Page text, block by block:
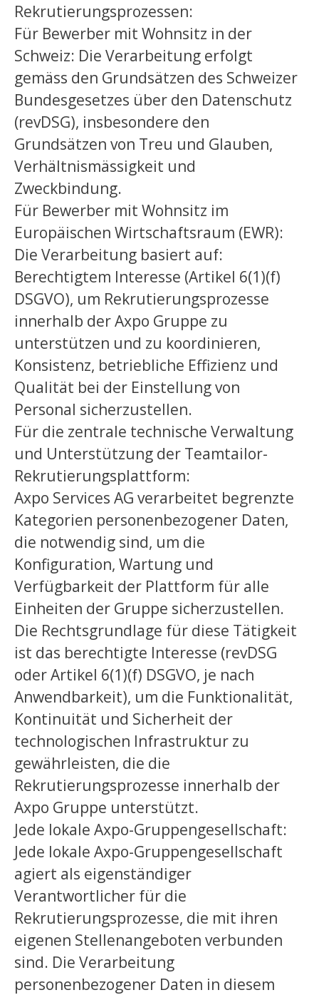
Rekrutierungsprozessen:
Für Bewerber mit Wohnsitz in der
Schweiz: Die Verarbeitung erfolgt
gemäss den Grundsätzen des Schweizer
Bundesgesetzes über den Datenschutz
(revDSG), insbesondere den
Grundsätzen von Treu und Glauben,
Verhältnismässigkeit und
Zweckbindung.
Für Bewerber mit Wohnsitz im
Europäischen Wirtschaftsraum (EWR):
Die Verarbeitung basiert auf:
Berechtigtem Interesse (Artikel 6(1)(f)
DSGVO), um Rekrutierungsprozesse
innerhalb der Axpo Gruppe zu
unterstützen und zu koordinieren,
Konsistenz, betriebliche Effizienz und
Qualität bei der Einstellung von
Personal sicherzustellen.
Für die zentrale technische Verwaltung
und Unterstützung der Teamtailor-
Rekrutierungsplattform:
Axpo Services AG verarbeitet begrenzte
Kategorien personenbezogener Daten,
die notwendig sind, um die
Konfiguration, Wartung und
Verfügbarkeit der Plattform für alle
Einheiten der Gruppe sicherzustellen.
Die Rechtsgrundlage für diese Tätigkeit
ist das berechtigte Interesse (revDSG
oder Artikel 6(1)(f) DSGVO, je nach
Anwendbarkeit), um die Funktionalität,
Kontinuität und Sicherheit der
technologischen Infrastruktur zu
gewährleisten, die die
Rekrutierungsprozesse innerhalb der
Axpo Gruppe unterstützt.
Jede lokale Axpo-Gruppengesellschaft:
Jede lokale Axpo-Gruppengesellschaft
agiert als eigenständiger
Verantwortlicher für die
Rekrutierungsprozesse, die mit ihren
eigenen Stellenangeboten verbunden
sind. Die Verarbeitung
personenbezogener Daten in diesem